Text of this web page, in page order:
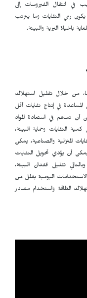
في انتقال الفيروسات إلى
رمي النفايات وما يترتب
بالحياة البرية والبيئة.
من خلال تقليل استهلاك
في إنتاج نفايات أقل
أن تساهم في استعادة المواد
النفايات وحماية البيئة،
المنزلية والصناعية، يمكن
أن يؤدي تحويل النفايات
تقليل فقدان البيئة،
والاستخدامات اليومية يقلل من
الطاقة واستخدام مصادر